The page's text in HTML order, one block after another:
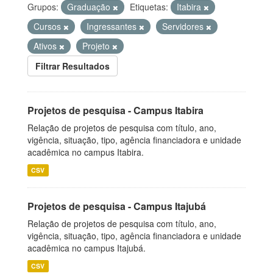
Grupos: Graduação Etiquetas:
Itabira
Cursos
Ingressantes
Servidores
Ativos
Projeto
Filtrar Resultados
Projetos de pesquisa - Campus Itabira
Relação de projetos de pesquisa com título, ano,
vigência, situação, tipo, agência financiadora e unidade
acadêmica no campus Itabira.
CSV
Projetos de pesquisa - Campus Itajubá
Relação de projetos de pesquisa com título, ano,
vigência, situação, tipo, agência financiadora e unidade
acadêmica no campus Itajubá.
CSV